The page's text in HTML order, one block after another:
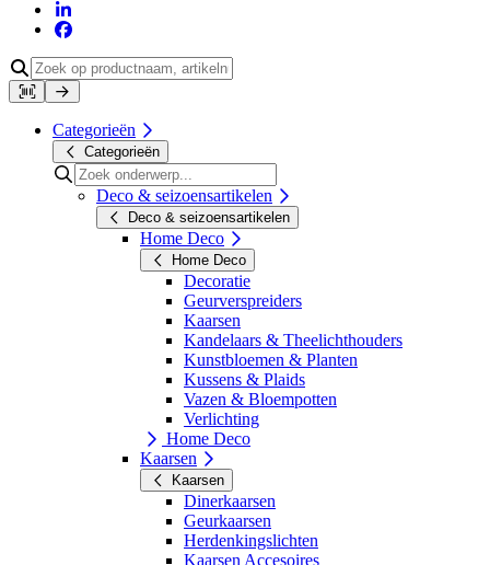
Categorieën
Categorieën
Deco & seizoensartikelen
Deco & seizoensartikelen
Home Deco
Home Deco
Decoratie
Geurverspreiders
Kaarsen
Kandelaars & Theelichthouders
Kunstbloemen & Planten
Kussens & Plaids
Vazen & Bloempotten
Verlichting
Home Deco
Kaarsen
Kaarsen
Dinerkaarsen
Geurkaarsen
Herdenkingslichten
Kaarsen Accesoires